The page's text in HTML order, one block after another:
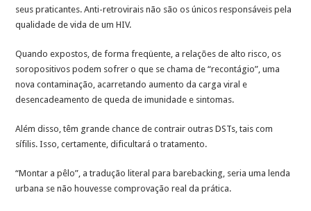
seus praticantes. Anti-retrovirais não são os únicos responsáveis pela
qualidade de vida de um HIV.
Quando expostos, de forma freqüente, a relações de alto risco, os
soropositivos podem sofrer o que se chama de “recontágio”, uma
nova contaminação, acarretando aumento da carga viral e
desencadeamento de queda de imunidade e sintomas.
Além disso, têm grande chance de contrair outras DSTs, tais com
sífilis. Isso, certamente, dificultará o tratamento.
“Montar a pêlo”, a tradução literal para barebacking, seria uma lenda
urbana se não houvesse comprovação real da prática.